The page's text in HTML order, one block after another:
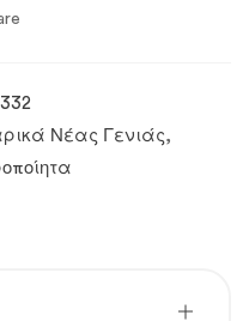
Νέας Γενιάς,